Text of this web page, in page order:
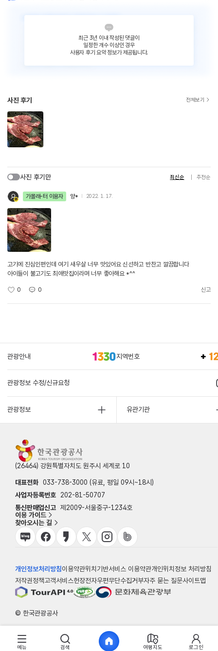
최근 3년 이내 작성된 댓글이
일정한 개수 이상인 경우
사용자 후기 요약 정보가 제공됩니다.
사진 후기 전체보기
사진 후기만 최신순 추천순
가볼래-터 이용자 양* 2022. 1. 17.
고기에 진심인편인데 여기 새우살 너무 맛있어요 신선하고 반찬고 깔끔합니다
아이들이 불고기도 최애맛집이라며 너무 좋아해요 *^^
0 0 신고
관광안내 지역번호
관광정보 수정/신규요청
관광정보 유관기관
(26464) 강원특별자치도 원주시 세계로 10
대표전화 033-738-3000 (유료, 평일 09시~18시)
사업자등록번호
202-81-50707
통신판매업신고 제2009-서울중구-1234호
이용 가이드
찾아오시는 길
개인정보처리방침이용약관위치기반서비스 이용약관개인위치정보 처리방침
저작권정책고객서비스헌장전자우편무단수집거부자주 묻는 질문사이트맵
© 한국관광공사
메뉴 검색 여행지도 로그인